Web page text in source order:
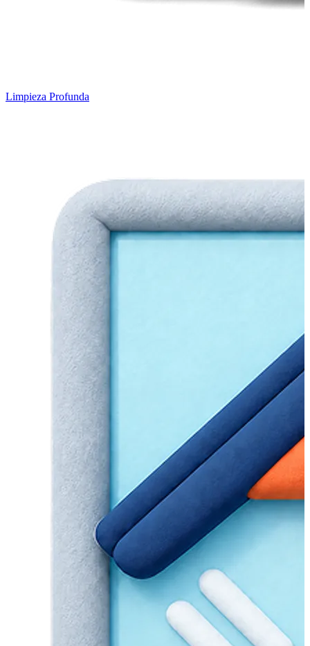
Limpieza Profunda